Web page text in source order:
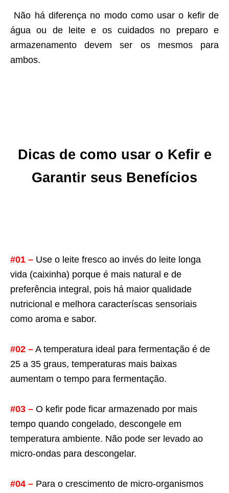
Não há diferença no modo como usar o kefir de
água ou de leite e os cuidados no preparo e
armazenamento devem ser os mesmos para
ambos.
Dicas de como usar o Kefir e
Garantir seus Benefícios
#01 – Use o leite fresco ao invés do leite longa
vida (caixinha) porque é mais natural e de
preferência integral, pois há maior qualidade
nutricional e melhora caracteríscas sensoriais
como aroma e sabor.
#02 – A temperatura ideal para fermentação é de
25 a 35 graus, temperaturas mais baixas
aumentam o tempo para fermentação.
#03 – O kefir pode ficar armazenado por mais
tempo quando congelado, descongele em
temperatura ambiente. Não pode ser levado ao
micro-ondas para descongelar.
#04 – Para o crescimento de micro-organismos